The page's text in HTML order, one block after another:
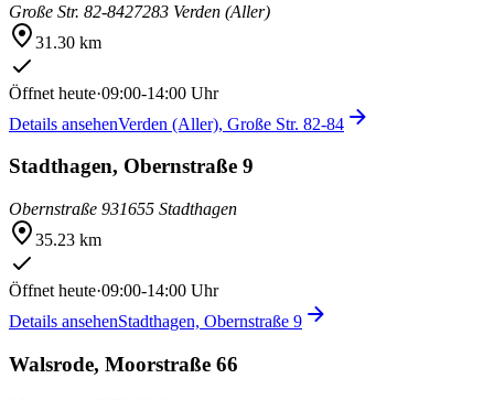
Große Str. 82-8427283 Verden (Aller)
31.30 km
Öffnet heute·09:00-14:00 Uhr
Details ansehenVerden (Aller), Große Str. 82-84
Stadthagen, Obernstraße 9
Obernstraße 931655 Stadthagen
35.23 km
Öffnet heute·09:00-14:00 Uhr
Details ansehenStadthagen, Obernstraße 9
Walsrode, Moorstraße 66